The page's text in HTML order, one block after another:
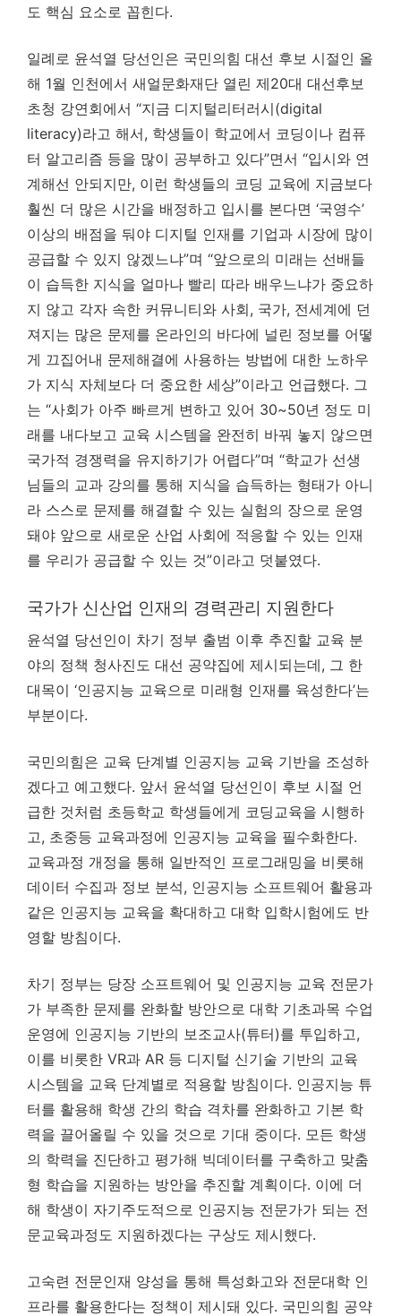
도 핵심 요소로 꼽힌다.
일례로 윤석열 당선인은 국민의힘 대선 후보 시절인 올
해 1월 인천에서 새얼문화재단 열린 제20대 대선후보
초청 강연회에서 “지금 디지털리터러시(digital
literacy)라고 해서, 학생들이 학교에서 코딩이나 컴퓨
터 알고리즘 등을 많이 공부하고 있다”면서 “입시와 연
계해선 안되지만, 이런 학생들의 코딩 교육에 지금보다
훨씬 더 많은 시간을 배정하고 입시를 본다면 ‘국영수’
이상의 배점을 둬야 디지털 인재를 기업과 시장에 많이
공급할 수 있지 않겠느냐”며 “앞으로의 미래는 선배들
이 습득한 지식을 얼마나 빨리 따라 배우느냐가 중요하
지 않고 각자 속한 커뮤니티와 사회, 국가, 전세계에 던
져지는 많은 문제를 온라인의 바다에 널린 정보를 어떻
게 끄집어내 문제해결에 사용하는 방법에 대한 노하우
가 지식 자체보다 더 중요한 세상”이라고 언급했다. 그
는 “사회가 아주 빠르게 변하고 있어 30~50년 정도 미
래를 내다보고 교육 시스템을 완전히 바꿔 놓지 않으면
국가적 경쟁력을 유지하기가 어렵다”며 “학교가 선생
님들의 교과 강의를 통해 지식을 습득하는 형태가 아니
라 스스로 문제를 해결할 수 있는 실험의 장으로 운영
돼야 앞으로 새로운 산업 사회에 적응할 수 있는 인재
를 우리가 공급할 수 있는 것”이라고 덧붙였다.
국가가 신산업 인재의 경력관리 지원한다
윤석열 당선인이 차기 정부 출범 이후 추진할 교육 분
야의 정책 청사진도 대선 공약집에 제시되는데, 그 한
대목이 ‘인공지능 교육으로 미래형 인재를 육성한다’는
부분이다.
국민의힘은 교육 단계별 인공지능 교육 기반을 조성하
겠다고 예고했다. 앞서 윤석열 당선인이 후보 시절 언
급한 것처럼 초등학교 학생들에게 코딩교육을 시행하
고, 초중등 교육과정에 인공지능 교육을 필수화한다.
교육과정 개정을 통해 일반적인 프로그래밍을 비롯해
데이터 수집과 정보 분석, 인공지능 소프트웨어 활용과
같은 인공지능 교육을 확대하고 대학 입학시험에도 반
영할 방침이다.
차기 정부는 당장 소프트웨어 및 인공지능 교육 전문가
가 부족한 문제를 완화할 방안으로 대학 기초과목 수업
운영에 인공지능 기반의 보조교사(튜터)를 투입하고,
이를 비롯한 VR과 AR 등 디지털 신기술 기반의 교육
시스템을 교육 단계별로 적용할 방침이다. 인공지능 튜
터를 활용해 학생 간의 학습 격차를 완화하고 기본 학
력을 끌어올릴 수 있을 것으로 기대 중이다. 모든 학생
의 학력을 진단하고 평가해 빅데이터를 구축하고 맞춤
형 학습을 지원하는 방안을 추진할 계획이다. 이에 더
해 학생이 자기주도적으로 인공지능 전문가가 되는 전
문교육과정도 지원하겠다는 구상도 제시했다.
고숙련 전문인재 양성을 통해 특성화고와 전문대학 인
프라를 활용한다는 정책이 제시돼 있다. 국민의힘 공약